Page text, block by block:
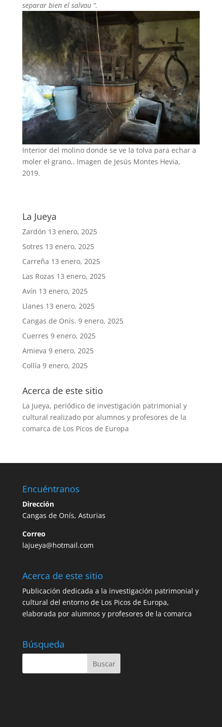
separar bien el salvau ”.
Interior del molino donde se ve la tolva para echar a
moler el grano,. Imagen de Jesús Montes Hevia,
2019.
La Jueya
Zardón 13 enero, 2025
Sotres 13 enero, 2025
Carreña 13 enero, 2025
Las Rozas 13 enero, 2025
Avín 13 enero, 2025
Llanes 13 enero, 2025
Cangas de Onís. 9 enero, 2025
Cuerres 9 enero, 2025
Amieva 9 enero, 2025
Collía 9 enero, 2025
Acerca de este sitio
La Jueya, periódico de investigación patrimonial y
cultural realizado por alumnos y profesores de la
comarca de Los Picos de Europa
Encuéntranos
Dirección
Cangas de Onís, Asturias
Correo
lajueya@hotmail.com
Acerca de este sitio
Publicación dedicada a la investigación patrimonial y
cultural del entorno de Los Picos de Europa,
elaborada por alumnos y profesores de la comarca
Búsqueda